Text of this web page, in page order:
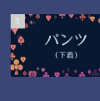
5